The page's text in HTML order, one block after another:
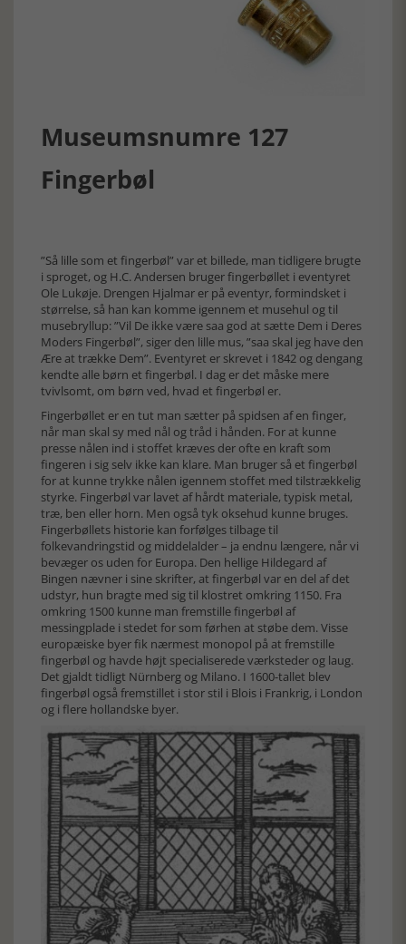
Museumsnumre 127
Fingerbøl
”Så lille som et fingerbøl” var et billede, man tidligere brugte
i sproget, og H.C. Andersen bruger fingerbøllet i eventyret
Ole Lukøje. Drengen Hjalmar er på eventyr, formindsket i
størrelse, så han kan komme igennem et musehul og til
musebryllup: ”Vil De ikke være saa god at sætte Dem i Deres
Moders Fingerbøl”, siger den lille mus, ”saa skal jeg have den
Ære at trække Dem”. Eventyret er skrevet i 1842 og dengang
kendte alle børn et fingerbøl. I dag er det måske mere
tvivlsomt, om børn ved, hvad et fingerbøl er.
Fingerbøllet er en tut man sætter på spidsen af en finger,
når man skal sy med nål og tråd i hånden. For at kunne
presse nålen ind i stoffet kræves der ofte en kraft som
fingeren i sig selv ikke kan klare. Man bruger så et fingerbøl
for at kunne trykke nålen igennem stoffet med tilstrækkelig
styrke. Fingerbøl var lavet af hårdt materiale, typisk metal,
træ, ben eller horn. Men også tyk oksehud kunne bruges.
Fingerbøllets historie kan forfølges tilbage til
folkevandringstid og middelalder – ja endnu længere, når vi
bevæger os uden for Europa. Den hellige Hildegard af
Bingen nævner i sine skrifter, at fingerbøl var en del af det
udstyr, hun bragte med sig til klostret omkring 1150. Fra
omkring 1500 kunne man fremstille fingerbøl af
messingplade i stedet for som førhen at støbe dem. Visse
europæiske byer fik nærmest monopol på at fremstille
fingerbøl og havde højt specialiserede værksteder og laug.
Det gjaldt tidligt Nürnberg og Milano. I 1600-tallet blev
fingerbøl også fremstillet i stor stil i Blois i Frankrig, i London
og i flere hollandske byer.